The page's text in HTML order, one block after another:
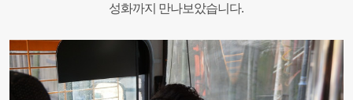
성화까지 만나보았습니다.